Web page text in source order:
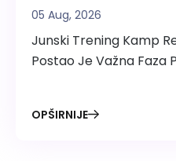
Ševe: Šta Je Pošlo
Utakmici?
05 Aug, 2026
Junski Trening Kamp
Postao Je Važna Faza
OPŠIRNIJE